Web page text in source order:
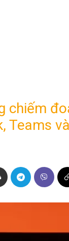
chiếm
Teams